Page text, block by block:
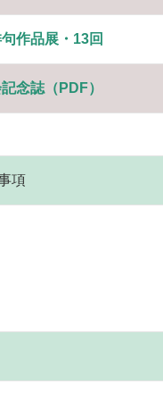
作品展・13回
念誌（PDF）
項